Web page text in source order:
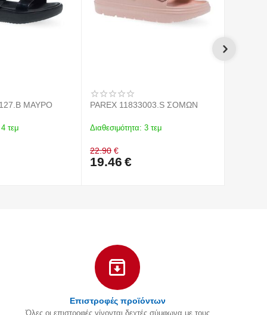
ΜΑΥΡΟ
4 τεμ
PAREX 11833003.S ΣΟΜΩΝ
Διαθεσιμότητα: 3 τεμ
22.90 €
19.46 €
Επιστροφές προϊόντων
Όλες οι επιστροφές γίνονται δεχτές σύμφωνα με τους